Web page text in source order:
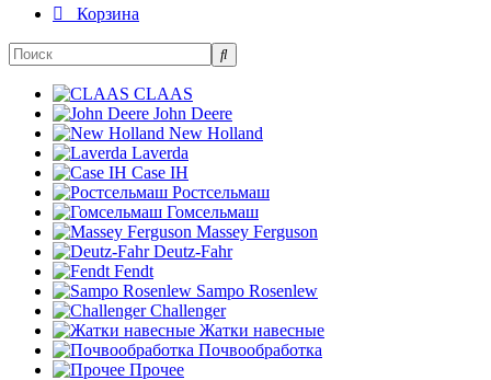
Корзина
CLAAS
John Deere
New Holland
Laverda
Case IH
Ростсельмаш
Гомсельмаш
Massey Ferguson
Deutz-Fahr
Fendt
Sampo Rosenlew
Challenger
Жатки навесные
Почвообработка
Прочее